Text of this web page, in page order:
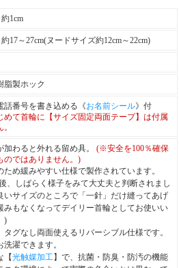
約1cm
約17～27cm(ヌードサイズ約12cm～22cm)
脂製ホック
話番号を書き込める《お名前シール》付
て首輪に【サイズ固定両面テープ】は付属
加わると外れる留め具。 (※安全を100％確保
のではありません。)
ため緩みやすい仕様で製作されています。
、しばらく様子をみて大丈夫と判断されまし
いサイズのところで「一針」だけ縫ってあげ
みもなくなってデイリー首輪としてお使いい
)
タグなし両面使えるリバーシブル仕様です。
洗濯できます。
【光触媒加工】で、抗菌・防臭・防汚の機能